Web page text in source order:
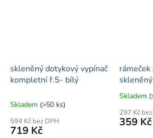
skleněný dotykový vypínač
kompletní ř.5- bílý
Skladem (>50 ks)
594 Kč bez DPH
719 Kč
Průměrné
produktu
je
Skladem
297 Kč
359 Kč